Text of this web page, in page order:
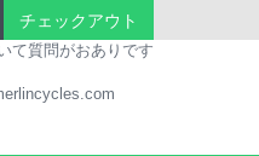
チェックアウト
て質問がおありです